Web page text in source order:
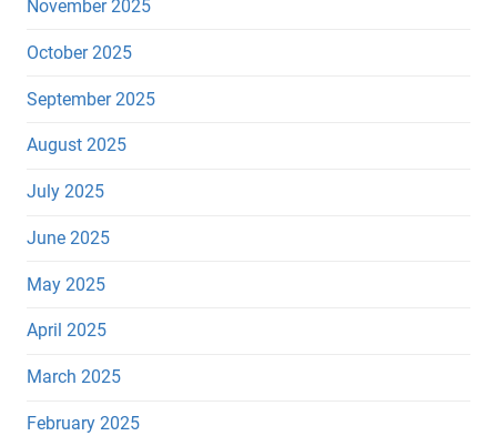
November 2025
October 2025
September 2025
August 2025
July 2025
June 2025
May 2025
April 2025
March 2025
February 2025